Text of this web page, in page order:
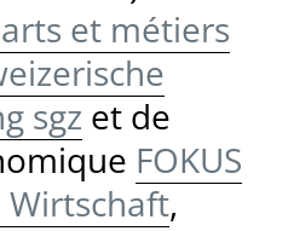
et métiers
sgz et de
FOKUS
Wirtschaft,